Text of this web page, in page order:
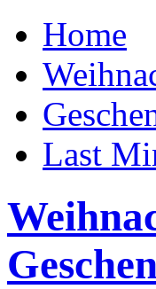
Home
Last